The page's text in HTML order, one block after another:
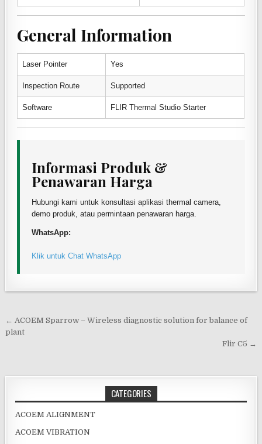
General Information
Laser Pointer Yes
Inspection Route Supported
Software FLIR Thermal Studio Starter
Informasi Produk &
Penawaran Harga
Hubungi kami untuk konsultasi aplikasi thermal camera,
demo produk, atau permintaan penawaran harga.
WhatsApp:
Klik untuk Chat WhatsApp
Post navigation
← ACOEM Sparrow – Wireless diagnostic solution for balance of
plant
Flir C5 →
CATEGORIES
ACOEM ALIGNMENT
ACOEM VIBRATION